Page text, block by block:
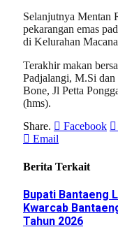
Selanjutnya Mentan
pekarangan emas
di Kelurahan
Terakhir makan
Padjalangi, M.Si
Bone, Jl Petta
(hms).
Share.
Facebook
Email
Berita Terkait
Bupati Bantaeng
Kwarcab
Tahun 2026